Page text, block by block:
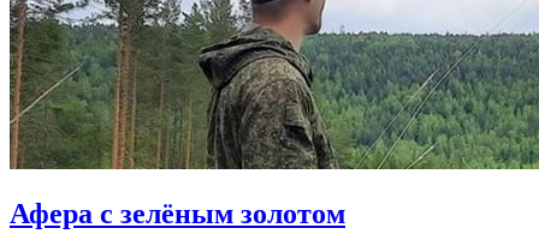
Афера с зелёным золотом